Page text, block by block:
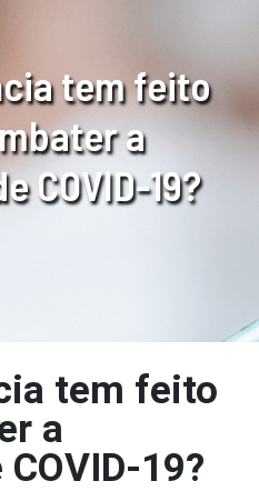
ciatemfeito
batera
eCOVID-19?
tem feito
a
19?